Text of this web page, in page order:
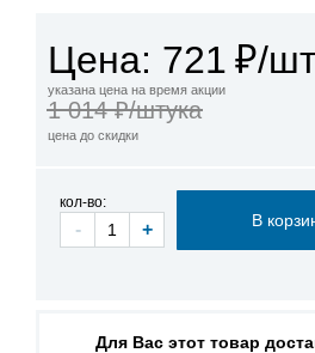
Цена: 721 ₽/
указана цена на время акции
1 014 ₽/штука
цена до скидки
кол-во:
- +
Для Вас этот товар